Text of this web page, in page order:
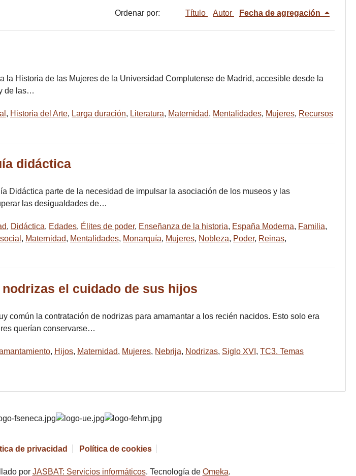
Ordenar por: Título Autor Fecha de agregación
la Historia de las Mujeres de la Universidad Complutense de Madrid, accesible desde la
de las…
, Historia del Arte, Larga duración, Literatura, Maternidad, Mentalidades, Mujeres, Recursos
didáctica
Didáctica parte de la necesidad de impulsar la asociación de los museos y las
las desigualdades de…
, Didáctica, Edades, Élites de poder, Enseñanza de la historia, España Moderna, Familia,
, Maternidad, Mentalidades, Monarquía, Mujeres, Nobleza, Poder, Reinas,
el cuidado de sus hijos
común la contratación de nodrizas para amamantar a los recién nacidos. Esto solo era
querían conservarse…
, Hijos, Maternidad, Mujeres, Nebrija, Nodrizas, Siglo XVI , TC3. Temas
de privacidad Política de cookies
por JASBAT: Servicios informáticos. Tecnología de Omeka.